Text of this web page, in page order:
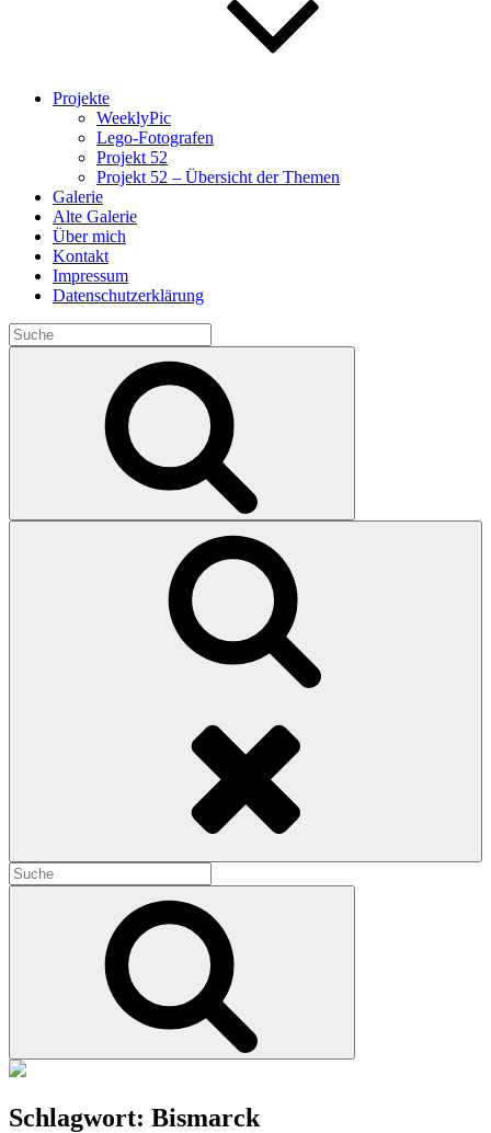
Projekte
WeeklyPic
Lego-Fotografen
Projekt 52
Projekt 52 – Übersicht der Themen
Galerie
Alte Galerie
Über mich
Kontakt
Impressum
Datenschutzerklärung
Search
for:
Search
for:
Schlagwort: Bismarck